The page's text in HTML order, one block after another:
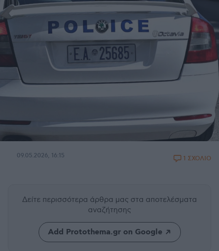
09.05.2026, 16:15 1 ΣΧΟΛΙΟ
Δείτε περισσότερα άρθρα μας στα αποτελέσματα
αναζήτησης
Add Protothema.gr on Google